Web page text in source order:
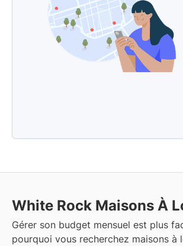
White Rock Maisons À
Gérer son budget mensuel est plus
pourquoi vous recherchez maisons à